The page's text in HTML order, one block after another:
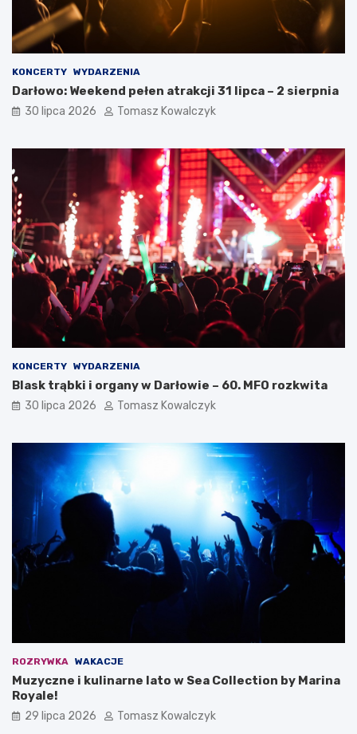
KONCERTY WYDARZENIA
Darłowo: Weekend pełen atrakcji 31 lipca – 2 sierpnia
30 lipca 2026 Tomasz Kowalczyk
KONCERTY WYDARZENIA
Blask trąbki i organy w Darłowie – 60. MFO rozkwita
30 lipca 2026 Tomasz Kowalczyk
ROZRYWKA WAKACJE
Muzyczne i kulinarne lato w Sea Collection by Marina
Royale!
29 lipca 2026 Tomasz Kowalczyk